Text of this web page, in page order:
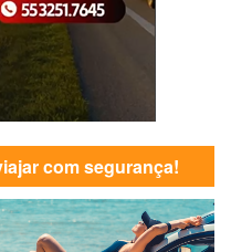
com segurança!